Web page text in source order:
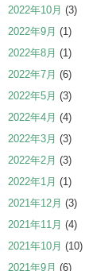
2022年10月 (3)
2022年9月 (1)
2022年8月 (1)
2022年7月 (6)
2022年5月 (3)
2022年4月 (4)
2022年3月 (3)
2022年2月 (3)
2022年1月 (1)
2021年12月 (3)
2021年11月 (4)
2021年10月 (10)
2021年9月 (6)